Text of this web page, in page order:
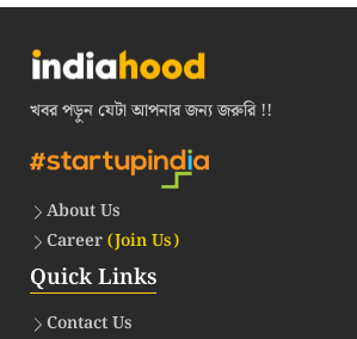
খবর পড়ুন যেটা আপনার জন্য জরুরি !!
About Us
Career(Join Us)
Quick Links
Contact Us